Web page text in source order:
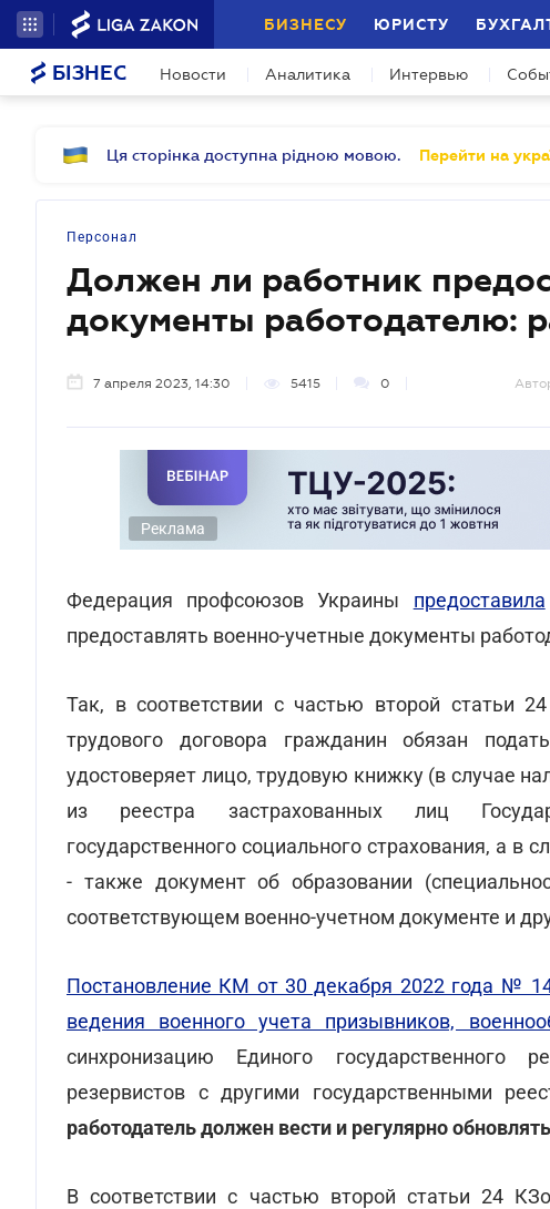
БИЗНЕСУ ЮРИСТУ
БІЗНЕС Новости Аналитика Интервью
Ця сторінка доступна рідною мовою. Перейти на
Персонал
Должен ли работник
документы работодателю:
7 апреля 2023, 14:30 5415 0
Реклама
Федерация профсоюзов Украины предоставила
предоставлять военно-учетные документы
Так, в соответствии с частью второй статьи 24
трудового договора гражданин обязан
удостоверяет лицо, трудовую книжку (в случае
из реестра застрахованных лиц
государственного социального страхования, а в
- также документ об образовании
соответствующем военно-учетном документе и
Постановление КМ от 30 декабря 2022 года №
ведения военного учета призывников,
синхронизацию Единого государственного
резервистов с другими государственными
работодатель должен вести и регулярно
В соответствии с частью второй статьи 24